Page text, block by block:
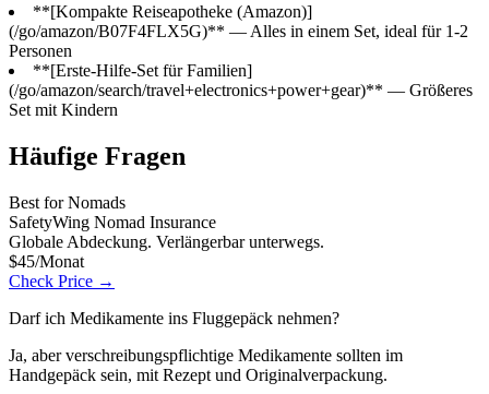
**[Kompakte Reiseapotheke (Amazon)]
(/go/amazon/B07F4FLX5G)** — Alles in einem Set, ideal für 1-2
Personen
**[Erste-Hilfe-Set für Familien]
(/go/amazon/search/travel+electronics+power+gear)** — Größeres
Set mit Kindern
Häufige Fragen
Best for Nomads
SafetyWing Nomad Insurance
Globale Abdeckung. Verlängerbar unterwegs.
$45/Monat
Check Price →
Darf ich Medikamente ins Fluggepäck nehmen?
Ja, aber verschreibungspflichtige Medikamente sollten im
Handgepäck sein, mit Rezept und Originalverpackung.